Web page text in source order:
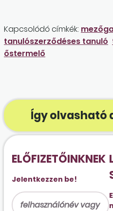
Kapcsolódó címkék:
tanulószerződéses tanuló
őstermelő
Így olvasható
ELŐFIZETŐINKNEK
Jelentkezzen be!